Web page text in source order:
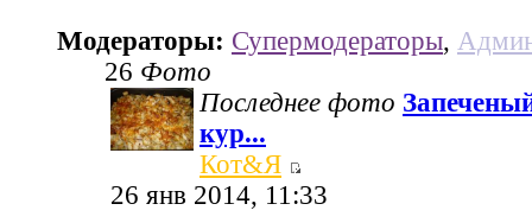
Модераторы: Супермодераторы,
26 Фото
Последнее фото
кур...
Кот&Я
26 янв 2014, 11:33